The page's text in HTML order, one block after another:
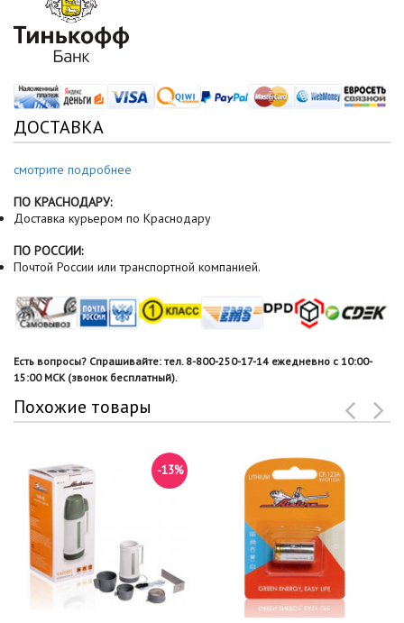
ДОСТАВКА
смотрите подробнее
ПО КРАСНОДАРУ:
Доставка курьером по Краснодару
ПО РОССИИ:
Почтой России или транспортной компанией.
Есть вопросы? Спрашивайте: тел. 8-800-250-17-14 ежедневно с 10:00-
15:00 МСК (звонок бесплатный).
Похожие товары
-13%